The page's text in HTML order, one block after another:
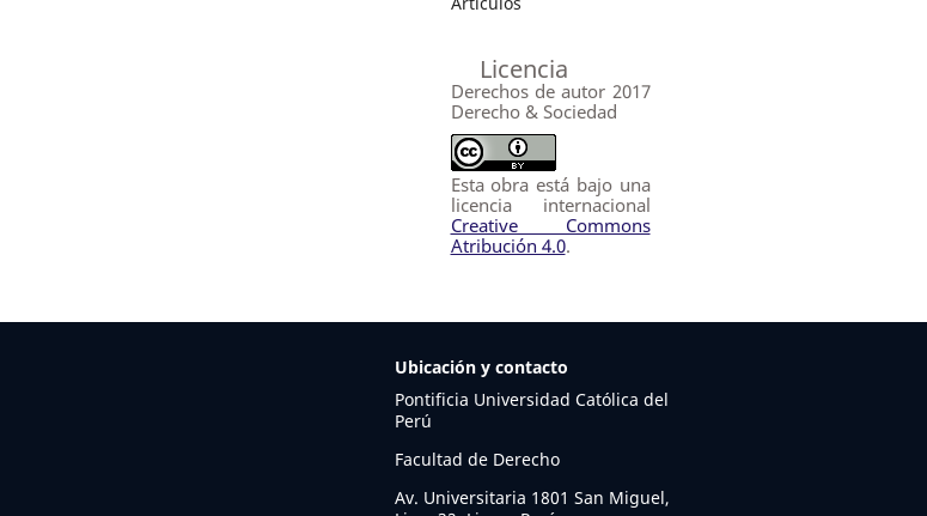
Licencia
Derechos de autor 2017
Derecho & Sociedad
Esta obra está bajo una
licencia internacional
Creative Commons
Atribución 4.0.
Ubicación y contacto
Pontificia Universidad Católica del
Perú
Facultad de Derecho
Av. Universitaria 1801 San Miguel,